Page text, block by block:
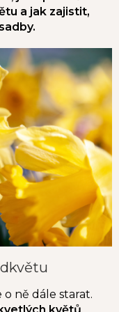
a jak zajistit,
o ně dále starat.